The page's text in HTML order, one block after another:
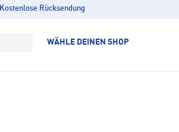
Kostenlose Rücksendung
WÄHLE DEINEN SHOP